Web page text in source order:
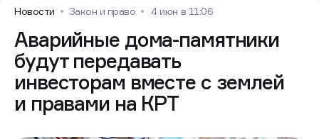
Новости Закон и право 4 июн в 11:06
Аварийные дома-памятники
будут передавать
инвесторам вместе с землей
и правами на КРТ